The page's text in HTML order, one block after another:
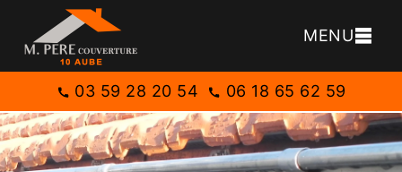
MENU
03 59 28 20 54 06 18 65 62 59